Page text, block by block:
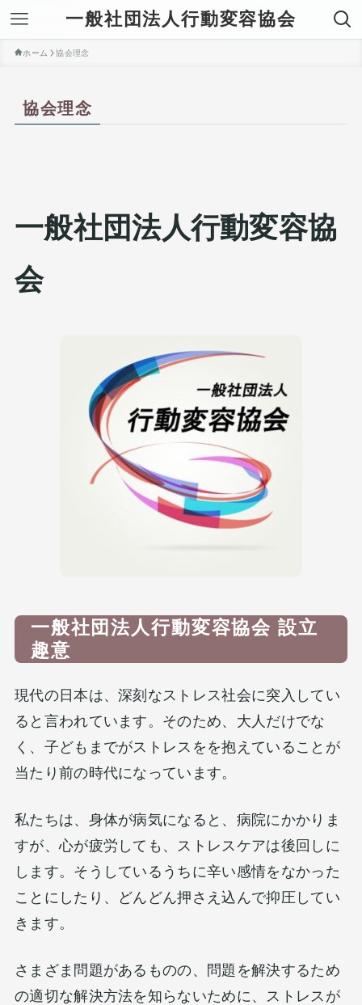
一般社団法人行動変容協会
ホーム 協会理念
協会理念
一般社団法人行動変容協
会
一般社団法人行動変容協会 設立
趣意
現代の日本は、深刻なストレス社会に突入してい
ると言われています。そのため、大人だけでな
く、子どもまでがストレスをを抱えていることが
当たり前の時代になっています。
私たちは、身体が病気になると、病院にかかりま
すが、心が疲労しても、ストレスケアは後回しに
します。そうしているうちに辛い感情をなかった
ことにしたり、どんどん押さえ込んで抑圧してい
きます。
さまざま問題があるものの、問題を解決するため
の適切な解決方法を知らないために、ストレスが